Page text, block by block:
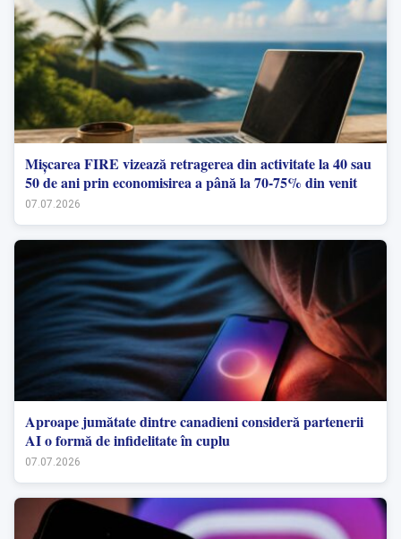
Mișcarea FIRE vizează retragerea din activitate la 40 sau
50 de ani prin economisirea a până la 70-75% din venit
07.07.2026
Aproape jumătate dintre canadieni consideră partenerii
AI o formă de infidelitate în cuplu
07.07.2026